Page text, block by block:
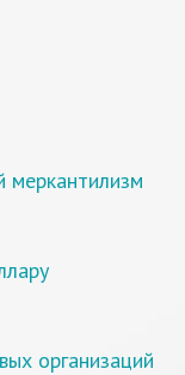
меркантилизм
организаций